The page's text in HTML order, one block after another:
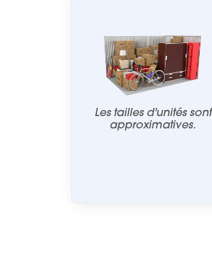
Les tailles d'unités sont
approximatives.